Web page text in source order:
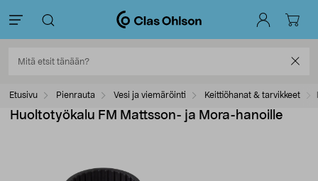
Etusivu Pienrauta Vesi ja viemäröinti Keittiöhanat & tarvikkeet
Huoltotyökalu FM Mattsson- ja Mora-hanoille